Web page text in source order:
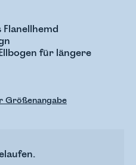
für längere
Größenangabe